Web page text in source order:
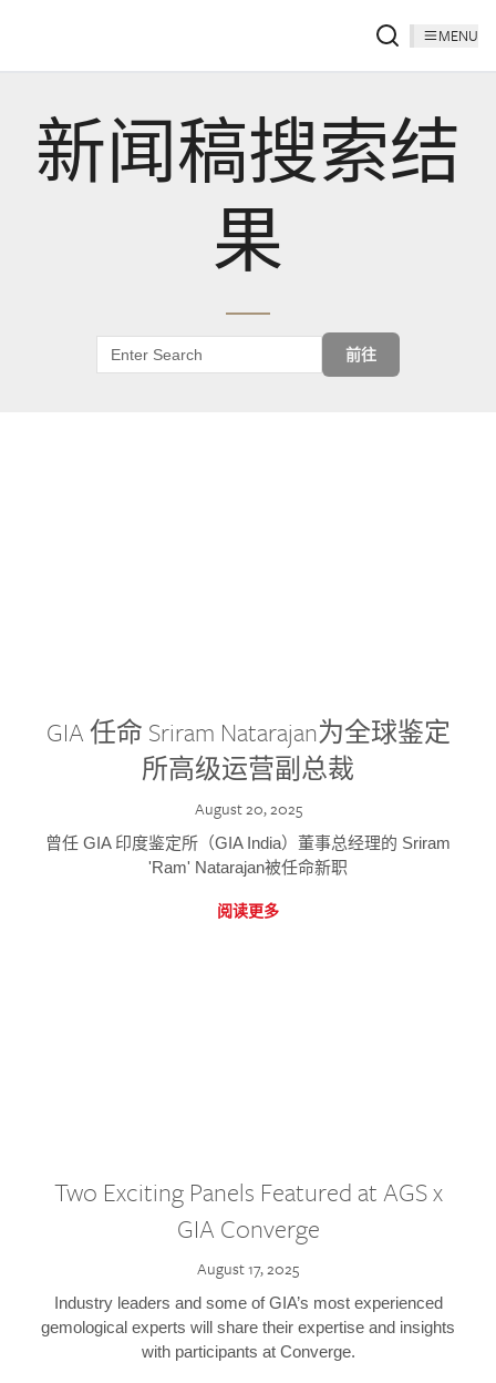
MENU
新闻稿搜索结
果
前往
GIA 任命 Sriram Natarajan为全球鉴定
所高级运营副总裁
August 20, 2025
曾任 GIA 印度鉴定所（GIA India）董事总经理的 Sriram
'Ram' Natarajan被任命新职
阅读更多
Two Exciting Panels Featured at AGS x
GIA Converge
August 17, 2025
Industry leaders and some of GIA’s most experienced
gemological experts will share their expertise and insights
with participants at Converge.